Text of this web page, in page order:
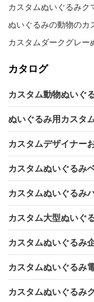
カスタムぬいぐるみク
ぬいぐるみの動物のカ
カスタムダークグレー
カタログ
カスタム動物ぬいぐ
ぬいぐるみ用カスタ
カスタムデザイナー
カスタムぬいぐるみ
カスタムぬいぐるみ
カスタム大型ぬいぐ
カスタムぬいぐるみ
カスタムぬいぐるみ
カスタムぬいぐるみ